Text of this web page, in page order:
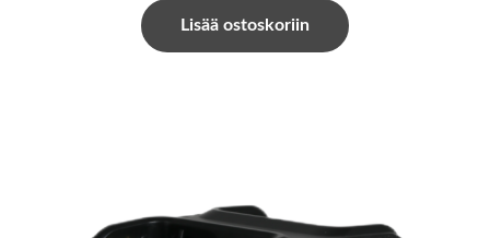
Lisää ostoskoriin